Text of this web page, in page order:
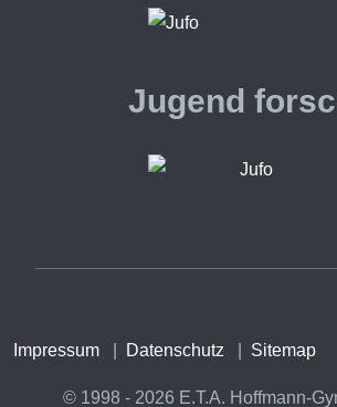
Jugend
Impressum Datenschutz Sitemap
© 1998 - 2026 E.T.A. Hoffmann-